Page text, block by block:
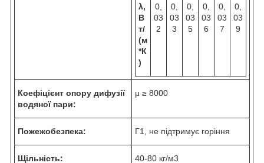
λ,
В
т/
(м
*К
)
0,
03
2
0,
03
3
0,
03
5
0,
03
6
0,
03
7
0,
03
9
Коефіцієнт опору дифузії
водяної пари:
μ ≥ 8000
Пожежобезпека: Г1, не підтримує горіння
Щільність: 40-80 кг/м3